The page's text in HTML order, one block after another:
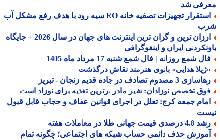
شد
استقرار تجهیزات تصفیه خانه RO سیه رود با هدف رفع مشکل آب
ارزان ترین و گران ترین اینترنت های جهان در سال 2026 + جایگاه
ایران و اینفوگرافی
شمع روزانه | فال شمع شنبه 17 مرداد ماه 1405
هدایی» بانوی هنرمند نقاش درگذشت
3 مصدوم تصادف در جاده قدیم زنجان - تبریز
تخصص نوزادان: شیر مادر برترین تغذیه برای نوزاد است
جمعه کرج: تعلل در اجرای قوانین عفاف و حجاب قابل قبول
قیمت جهانی طلا در معاملات هفته
حذف دائمی حساب شبکه های اجتماعی؛ چگونه تمام